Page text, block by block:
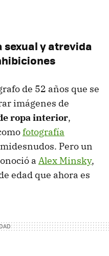
sexual y atrevida
de 52 años que se
imágenes de
ropa interior,
fotografía
Pero un
a Alex Minsky,
edad que ahora es